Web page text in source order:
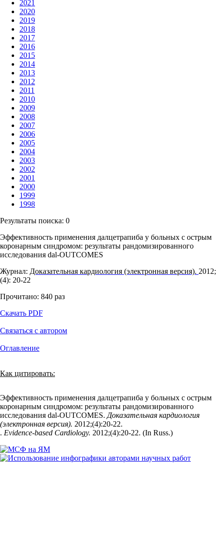
2021
2020
2019
2018
2017
2016
2015
2014
2013
2012
2011
2010
2009
2008
2007
2006
2005
2004
2003
2002
2001
2000
1999
1998
Результаты поиска: 0
Эффективность применения далцетрапиба у больных с острым
коронарным синдромом: результаты рандомизированного
исследования dal-OUTCOMES
Журнал: Доказательная кардиология (электронная версия). 2012;
(4): 20‑22
Прочитано: 840 раз
Скачать PDF
Связаться с автором
Оглавление
Как цитировать:
Эффективность применения далцетрапиба у больных с острым
коронарным синдромом: результаты рандомизированного
исследования dal-OUTCOMES. Доказательная кардиология
(электронная версия). 2012;(4):20‑22.
. Evidence-based Cardiology. 2012;(4):20‑22. (In Russ.)